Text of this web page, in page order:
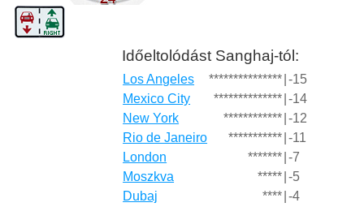
Időeltolódást Sanghaj-tól:
Los Angeles *************** -15
Mexico City
************** -14
New York
************ -12
Rio de Janeiro
*********** -11
London
******* -7
Moszkva
***** -5
Dubaj
**** -4